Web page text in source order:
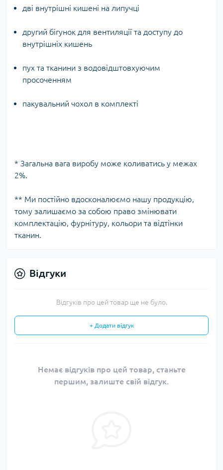
дві внутрішні кишені на липучці
другий бігунок для вентиляції та доступу до
внутрішніх кишень
пух та тканини з водовідштовхуючим
просоченням
пакувальний чохол в комплекті
* Загальна вага виробу може коливатись у межах
2%.
** Ми постійно вдосконалюємо нашу продукцію,
тому залишаємо за собою право змінювати
комплектацію, фурнітуру, кольори та відтінки
тканин.
Відгуки
Відгуків про цей товар ще не було.
+ Додати відгук
Немає відгуків про цей товар, станьте
першим, залиште свій відгук.